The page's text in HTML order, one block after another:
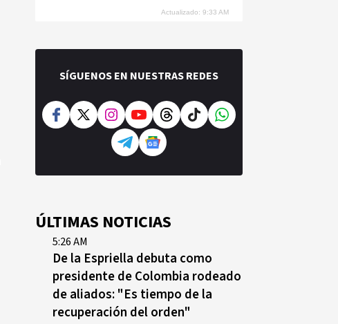
Actualizado: 9:33 AM
SÍGUENOS EN NUESTRAS REDES
ÚLTIMAS NOTICIAS
5:26 AM
De la Espriella debuta como
presidente de Colombia rodeado
de aliados: "Es tiempo de la
recuperación del orden"